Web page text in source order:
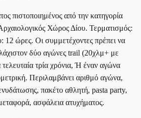
πιστοποιημένος από την κατηγορία
Χώρος Δίου. Τερματισμός:
12 ώρες. Οι συμμετέχοντες πρέπει να
δύο αγώνες trail (20χλμ+ με
τρία χρόνια, Ή έναν αγώνα
Περιλαμβάνει αριθμό αγώνα,
πακέτο αθλητή, pasta party,
ασφάλεια ατυχήματος.